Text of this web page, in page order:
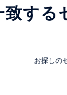
致する
お探しの